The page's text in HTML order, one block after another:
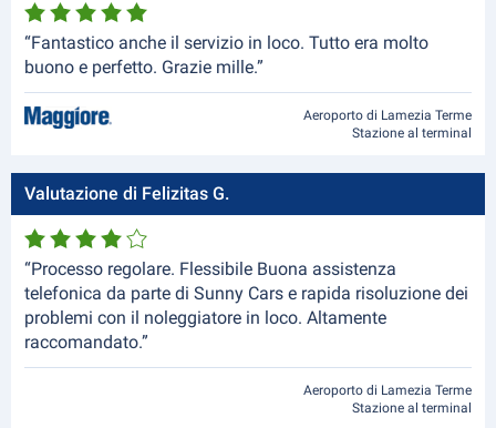
“Fantastico anche il servizio in loco. Tutto era molto
buono e perfetto. Grazie mille.”
Aeroporto di Lamezia Terme
Stazione al terminal
Valutazione di Felizitas G.
“Processo regolare. Flessibile Buona assistenza
telefonica da parte di Sunny Cars e rapida risoluzione dei
problemi con il noleggiatore in loco. Altamente
raccomandato.”
Aeroporto di Lamezia Terme
Stazione al terminal